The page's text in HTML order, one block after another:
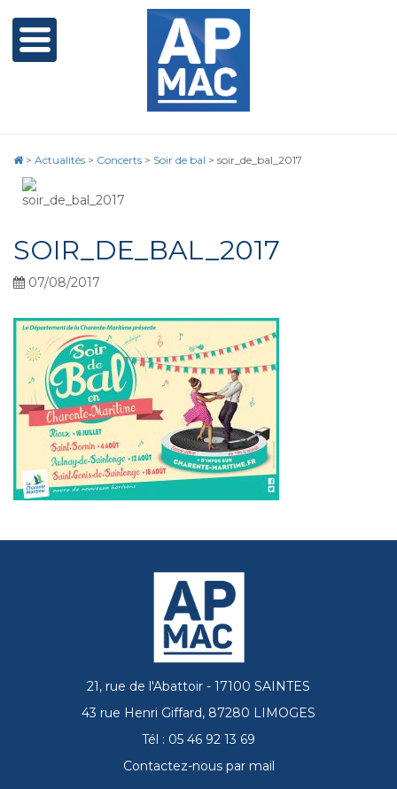
> Actualités > Concerts > Soir de bal > soir_de_bal_2017
SOIR_DE_BAL_2017
07/08/2017
21, rue de l'Abattoir - 17100 SAINTES
43 rue Henri Giffard, 87280 LIMOGES
Tél : 05 46 92 13 69
Contactez-nous par mail